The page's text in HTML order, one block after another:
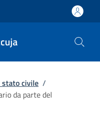
stato civile /
da parte del